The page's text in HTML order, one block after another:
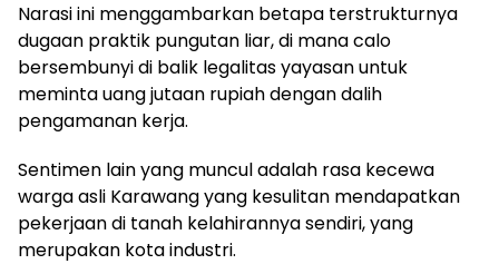
Narasi ini menggambarkan betapa terstrukturnya
dugaan praktik pungutan liar, di mana calo
bersembunyi di balik legalitas yayasan untuk
meminta uang jutaan rupiah dengan dalih
pengamanan kerja.
Sentimen lain yang muncul adalah rasa kecewa
warga asli Karawang yang kesulitan mendapatkan
pekerjaan di tanah kelahirannya sendiri, yang
merupakan kota industri.